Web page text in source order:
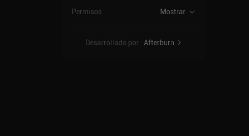
Permisos Mostrar
Desarrollado por Afterburn